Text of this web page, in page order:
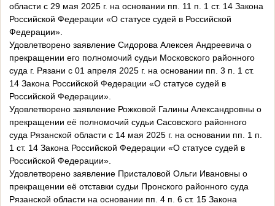
области с 29 мая 2025 г. на основании пп. 11 п. 1 ст. 14 Закона
Российской Федерации «О статусе судей в Российской
Федерации».
Удовлетворено заявление Сидорова Алексея Андреевича о
прекращении его полномочий судьи Московского районного
суда г. Рязани с 01 апреля 2025 г. на основании пп. 3 п. 1 ст.
14 Закона Российской Федерации «О статусе судей в
Российской Федерации».
Удовлетворено заявление Рожковой Галины Александровны о
прекращении её полномочий судьи Сасовского районного
суда Рязанской области с 14 мая 2025 г. на основании пп. 1 п.
1 ст. 14 Закона Российской Федерации «О статусе судей в
Российской Федерации».
Удовлетворено заявление Присталовой Ольги Ивановны о
прекращении её отставки судьи Пронского районного суда
Рязанской области на основании пп. 4 п. 6 ст. 15 Закона